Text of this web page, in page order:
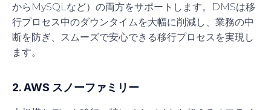
からMySQLなど）の両方をサポートします。DMSは移
行プロセス中のダウンタイムを大幅に削減し、業務の中
断を防ぎ、スムーズで安心できる移行プロセスを実現し
ます。
2. AWS スノーファミリー